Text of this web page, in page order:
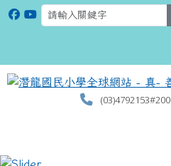
(03)4792153#200